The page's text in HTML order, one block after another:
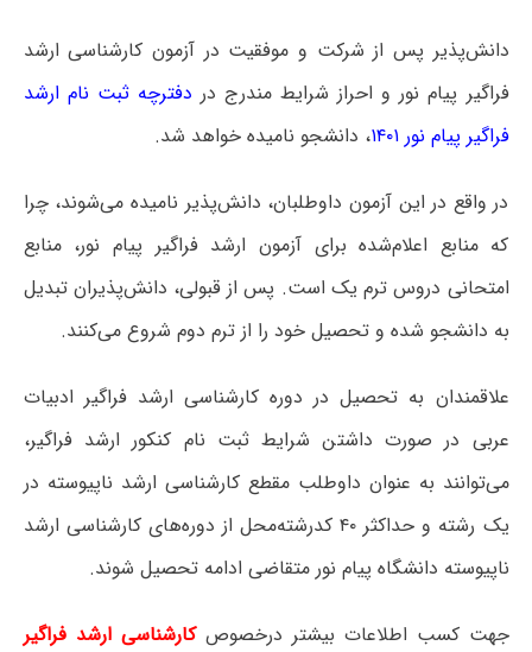
دانش‌پذیر پس از شرکت و موفقیت در آزمون کارشناسی ارشد
فراگیر پیام نور و احراز شرایط مندرج در دفترچه ثبت نام ارشد
فراگیر پیام نور ۱۴۰۱
، دانشجو نامیده خواهد شد.
در واقع در این آزمون داوطلبان، دانش‌پذیر نامیده می‌شوند، چرا
که منابع اعلام‌شده برای آزمون ارشد فراگیر پیام نور، منابع
امتحانی دروس ترم یک است. پس از قبولی، دانش‌پذیران تبدیل
به دانشجو شده و تحصیل خود را از ترم دوم شروع می‌کنند.
علاقمندان به تحصیل در دوره کارشناسی ارشد فراگیر ادبیات
عربی در صورت داشتن شرایط ثبت نام کنکور ارشد فراگیر،
می‌توانند به عنوان داوطلب مقطع کارشناسی ارشد ناپیوسته در
یک رشته و حداکثر ۴۰ کدرشته‌محل از دوره‌های کارشناسی ارشد
ناپیوسته دانشگاه پیام نور متقاضی ادامه تحصیل شوند.
جهت کسب اطلاعات بیشتر درخصوص کارشناسی ارشد فراگیر